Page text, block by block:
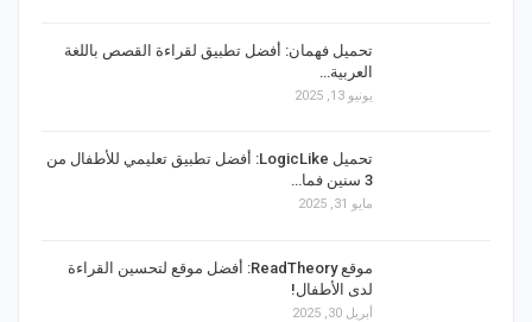
تحميل فهمان: أفضل تطبيق لقراءة القصص باللغة
العربية…
يونيو 13, 2025
تحميل LogicLike: أفضل تطبيق تعليمي للأطفال من
3 سنين فما…
مايو 31, 2025
موقع ReadTheory: أفضل موقع لتحسين القراءة
لدى الأطفال!
أبريل 30, 2025